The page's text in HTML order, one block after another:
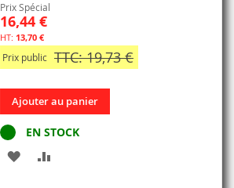
Prix Spécial
16,44 €
13,70 €
Prix public TTC: 19,73 €
Ajouter au panier
EN STOCK
AJOUTER